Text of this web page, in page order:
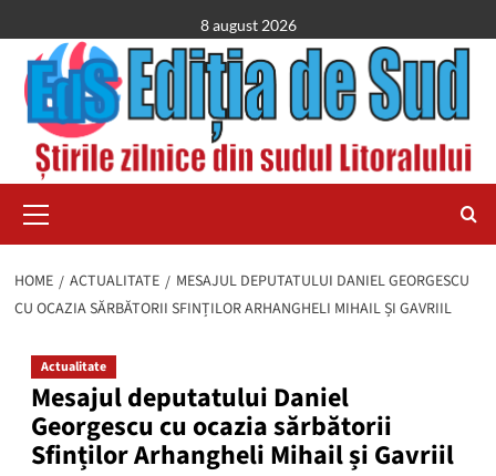
to
content
8 august 2026
Menu
HOME ACTUALITATE
MESAJUL DEPUTATULUI DANIEL GEORGESCU
CU OCAZIA SĂRBĂTORII SFINȚILOR ARHANGHELI MIHAIL ȘI GAVRIIL
Actualitate
Mesajul deputatului Daniel
Georgescu cu ocazia sărbătorii
Sfinților Arhangheli Mihail și Gavriil